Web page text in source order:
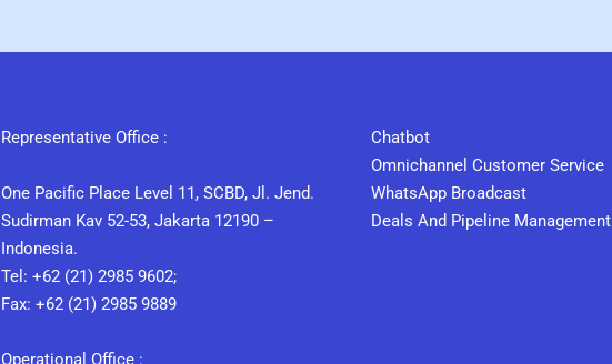
Representative Office :
One Pacific Place Level 11, SCBD, Jl. Jend.
Sudirman Kav 52-53, Jakarta 12190 –
Indonesia.
Tel: +62 (21) 2985 9602;
Fax: +62 (21) 2985 9889
Operational Office :
Chatbot
Omnichannel Customer Service
WhatsApp Broadcast
Deals And Pipeline Management